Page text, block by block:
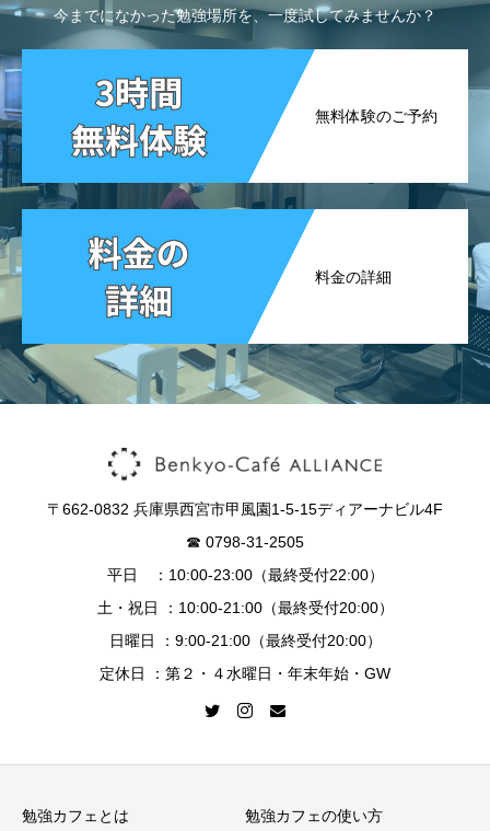
今までになかった勉強場所を、一度試してみませんか？
無料体験のご予約
料金の詳細
〒662-0832 兵庫県西宮市甲風園1-5-15ディアーナビル4F
☎︎ 0798-31-2505
平日 ：10:00-23:00（最終受付22:00）
土・祝日 ：10:00-21:00（最終受付20:00）
日曜日 ：9:00-21:00（最終受付20:00）
定休日 ：第２・４水曜日・年末年始・GW
勉強カフェとは 勉強カフェの使い方